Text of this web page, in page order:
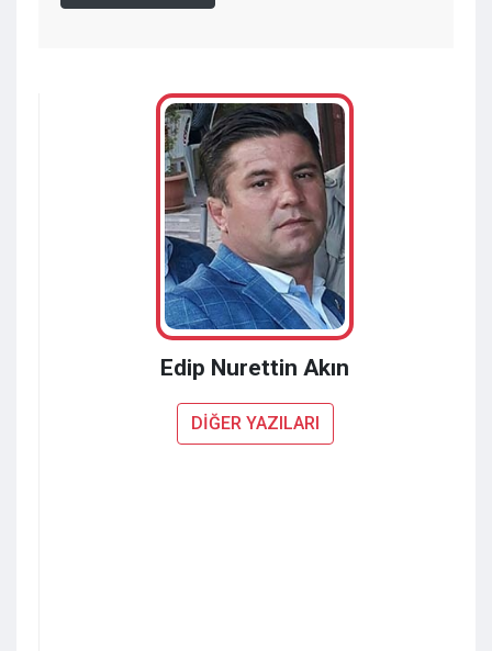
Edip Nurettin Akın
DİĞER YAZILARI